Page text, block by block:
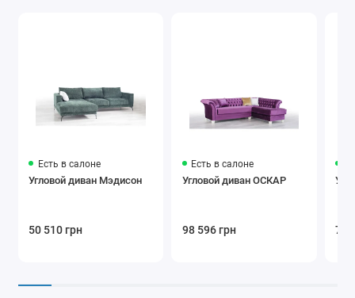
Есть в салоне
Угловой диван Мэдисон
50 510 грн
Есть в салоне
Угловой диван ОСКАР
98 596 грн 72